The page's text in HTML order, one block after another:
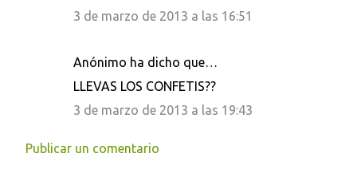
3 de marzo de 2013 a las 16:51
Anónimo ha dicho que…
LLEVAS LOS CONFETIS??
3 de marzo de 2013 a las 19:43
Publicar un comentario